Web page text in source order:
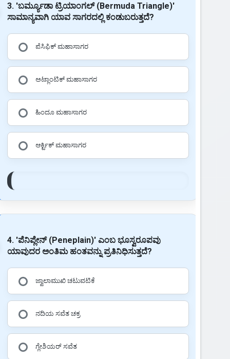
3. 'ಬರ್ಮ್ಯೂಡಾ ಟ್ರಿಯಾಂಗಲ್ (Bermuda Triangle)'
ಸಾಮಾನ್ಯವಾಗಿ ಯಾವ ಸಾಗರದಲ್ಲಿ ಕಂಡುಬರುತ್ತದೆ?
ಪೆಸಿಫಿಕ್ ಮಹಾಸಾಗರ
ಅಟ್ಲಾಂಟಿಕ್ ಮಹಾಸಾಗರ
ಹಿಂದೂ ಮಹಾಸಾಗರ
ಆರ್ಕ್ಟಿಕ್ ಮಹಾಸಾಗರ
4. 'ಪೆನಿಪ್ಲೇನ್ (Peneplain)' ಎಂಬ ಭೂಸ್ವರೂಪವು
ಯಾವುದರ ಅಂತಿಮ ಹಂತವನ್ನು ಪ್ರತಿನಿಧಿಸುತ್ತದೆ?
ಜ್ವಾಲಾಮುಖಿ ಚಟುವಟಿಕೆ
ನದಿಯ ಸವೆತ ಚಕ್ರ
ಗ್ಲೇಶಿಯರ್ ಸವೆತ